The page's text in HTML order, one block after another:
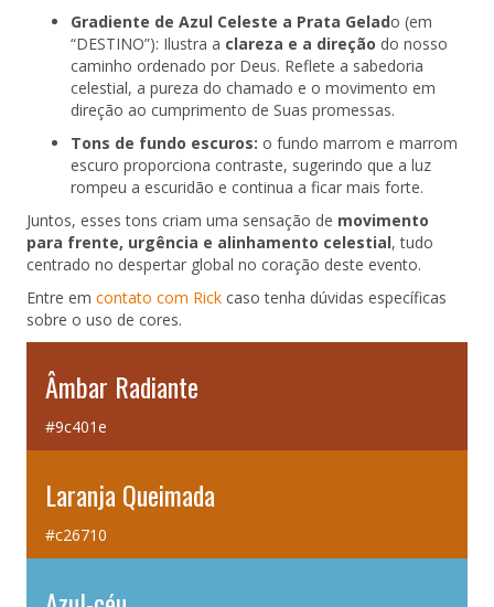
Âmbar Radiante
#9c401e
Laranja Queimada
#c26710
Gradiente de Azul Celeste a Prata Gelado (em
“DESTINO”): Ilustra a clareza e a direção do nosso
caminho ordenado por Deus. Reflete a sabedoria
celestial, a pureza do chamado e o movimento em
direção ao cumprimento de Suas promessas.
Tons de fundo escuros: o fundo marrom e marrom
escuro proporciona contraste, sugerindo que a luz
rompeu a escuridão e continua a ficar mais forte.
Juntos, esses tons criam uma sensação de movimento
para frente, urgência e alinhamento celestial, tudo
centrado no despertar global no coração deste evento.
Entre em contato com Rick caso tenha dúvidas específicas
sobre o uso de cores.